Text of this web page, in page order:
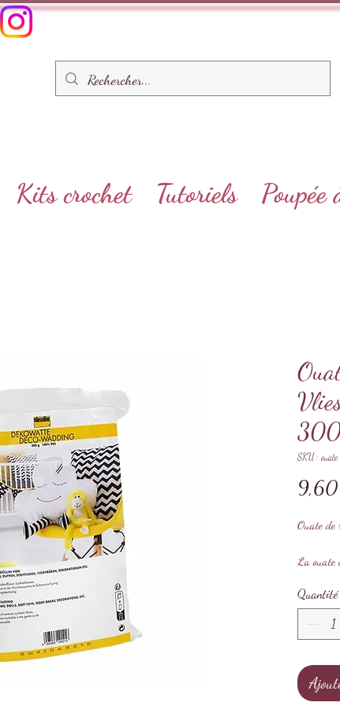
Kits crochet Tutoriels Poupée
SKU : ouate
Ouate de
La ouate
remplir
La ouate
polyester
Quantité